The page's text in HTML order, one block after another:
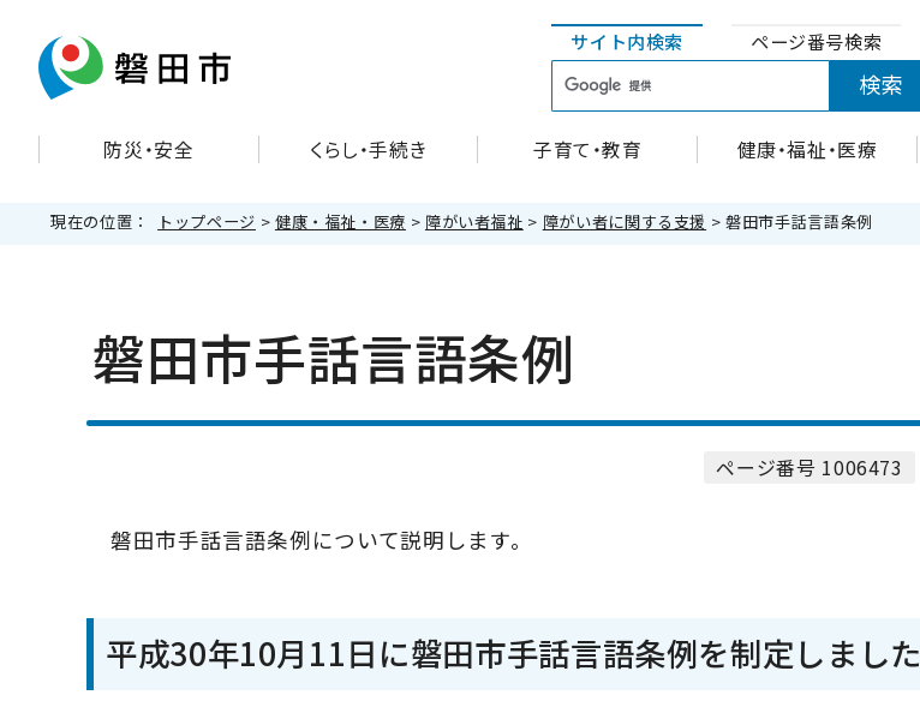
サイト内検索
ページ番号検索
防災・安全 くらし・手続き 子育て・教育 健康・福祉・医療
現在の位置： トップページ > 健康・福祉・医療 > 障がい者福祉 > 障がい者に関する支援 > 磐田市手話言語条例
磐田市手話言語条例
ページ番号 1006473
磐田市手話言語条例について説明します。
平成30年10月11日に磐田市手話言語条例を制定しました